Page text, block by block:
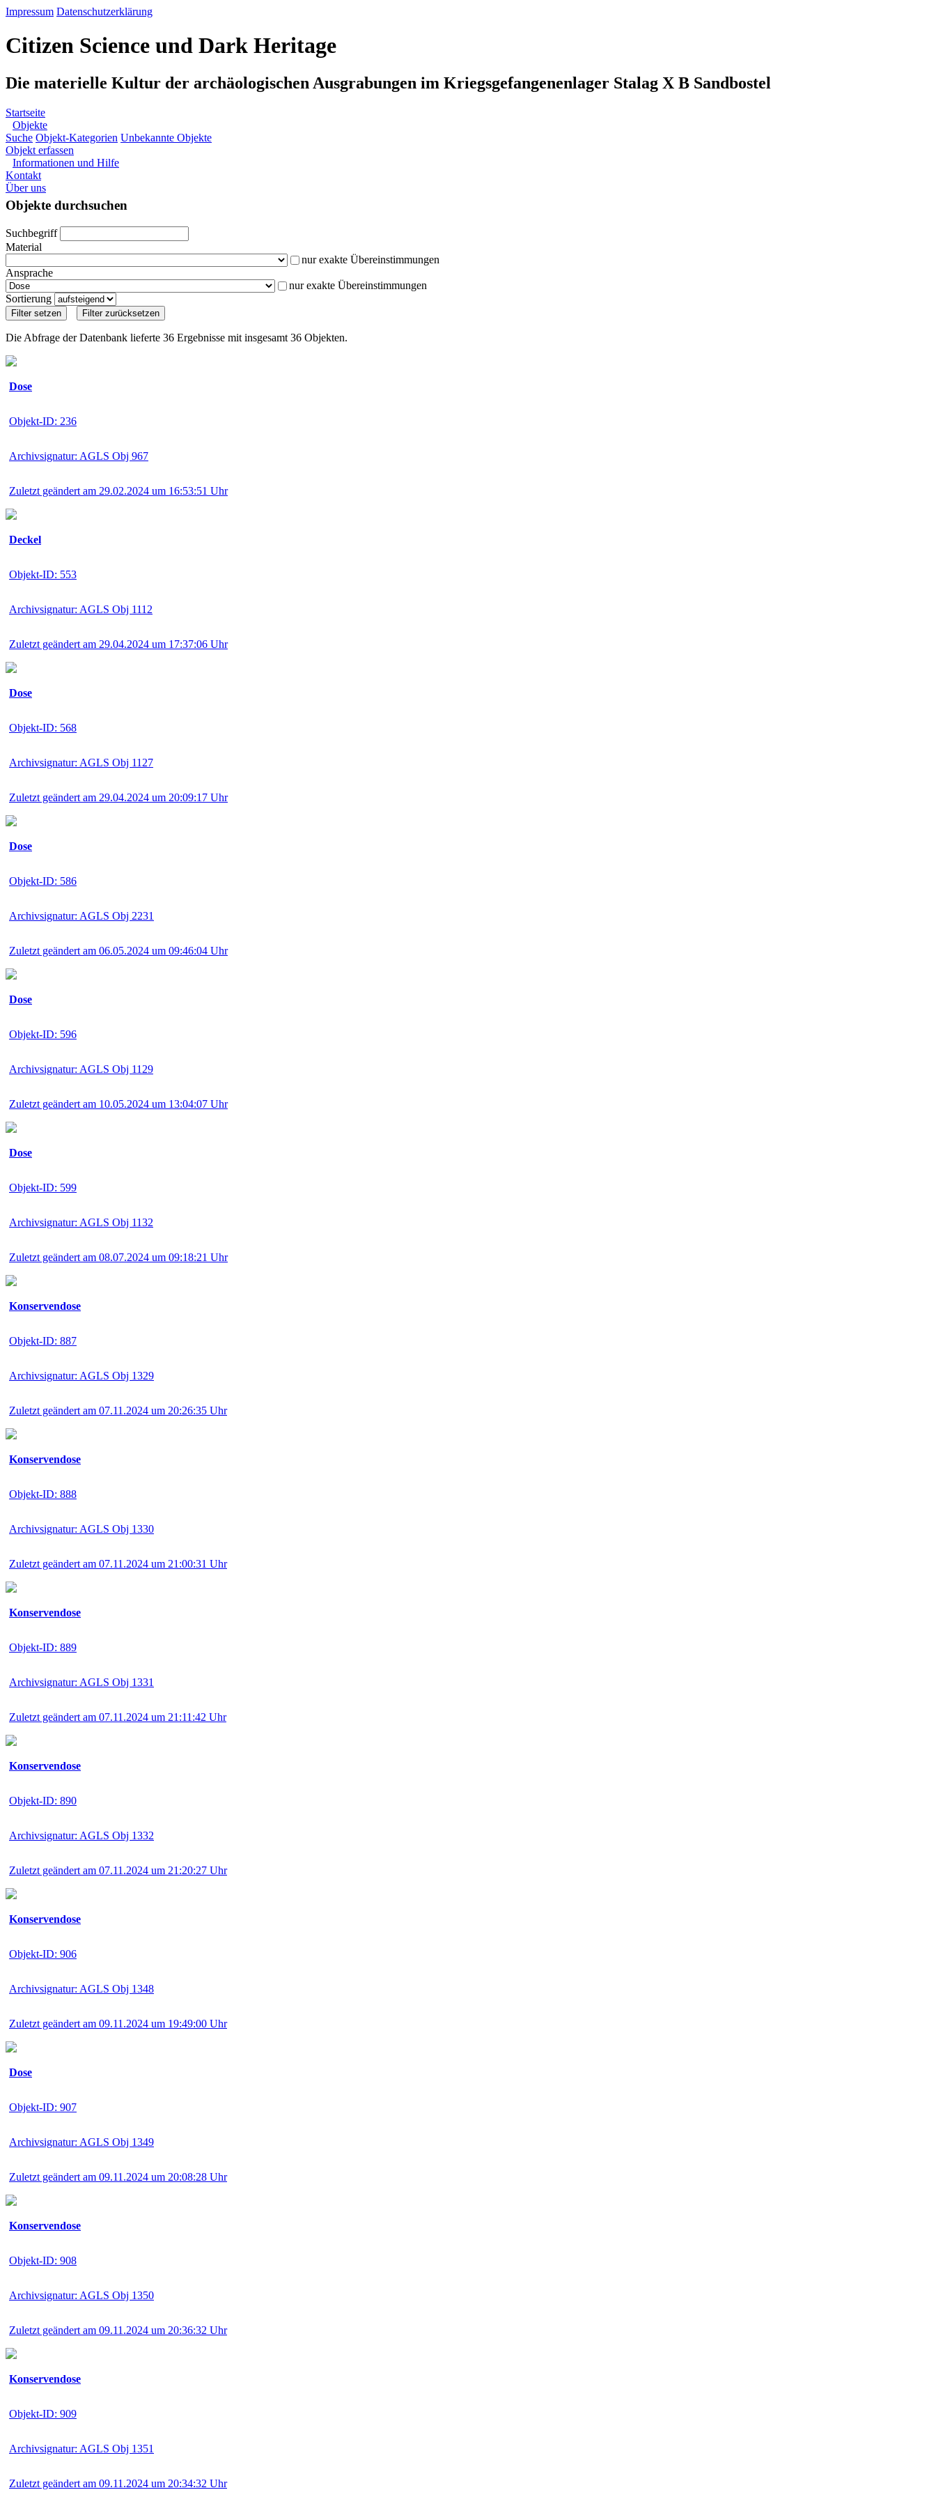
Impressum Datenschutzerklärung
Citizen Science und Dark Heritage
Die materielle Kultur der archäologischen Ausgrabungen im Kriegsgefangenenlager Stalag X B Sandbostel
Startseite
Objekte
Suche Objekt-Kategorien Unbekannte Objekte
Objekt erfassen
Informationen und Hilfe
Kontakt
Über uns
Objekte durchsuchen
Suchbegriff
Material
nur exakte Übereinstimmungen
Ansprache
nur exakte Übereinstimmungen
Sortierung
Die Abfrage der Datenbank lieferte 36 Ergebnisse mit insgesamt 36 Objekten.
Dose
Objekt-ID: 236
Archivsignatur: AGLS Obj 967
Zuletzt geändert am 29.02.2024 um 16:53:51 Uhr
Deckel
Objekt-ID: 553
Archivsignatur: AGLS Obj 1112
Zuletzt geändert am 29.04.2024 um 17:37:06 Uhr
Dose
Objekt-ID: 568
Archivsignatur: AGLS Obj 1127
Zuletzt geändert am 29.04.2024 um 20:09:17 Uhr
Dose
Objekt-ID: 586
Archivsignatur: AGLS Obj 2231
Zuletzt geändert am 06.05.2024 um 09:46:04 Uhr
Dose
Objekt-ID: 596
Archivsignatur: AGLS Obj 1129
Zuletzt geändert am 10.05.2024 um 13:04:07 Uhr
Dose
Objekt-ID: 599
Archivsignatur: AGLS Obj 1132
Zuletzt geändert am 08.07.2024 um 09:18:21 Uhr
Konservendose
Objekt-ID: 887
Archivsignatur: AGLS Obj 1329
Zuletzt geändert am 07.11.2024 um 20:26:35 Uhr
Konservendose
Objekt-ID: 888
Archivsignatur: AGLS Obj 1330
Zuletzt geändert am 07.11.2024 um 21:00:31 Uhr
Konservendose
Objekt-ID: 889
Archivsignatur: AGLS Obj 1331
Zuletzt geändert am 07.11.2024 um 21:11:42 Uhr
Konservendose
Objekt-ID: 890
Archivsignatur: AGLS Obj 1332
Zuletzt geändert am 07.11.2024 um 21:20:27 Uhr
Konservendose
Objekt-ID: 906
Archivsignatur: AGLS Obj 1348
Zuletzt geändert am 09.11.2024 um 19:49:00 Uhr
Dose
Objekt-ID: 907
Archivsignatur: AGLS Obj 1349
Zuletzt geändert am 09.11.2024 um 20:08:28 Uhr
Konservendose
Objekt-ID: 908
Archivsignatur: AGLS Obj 1350
Zuletzt geändert am 09.11.2024 um 20:36:32 Uhr
Konservendose
Objekt-ID: 909
Archivsignatur: AGLS Obj 1351
Zuletzt geändert am 09.11.2024 um 20:34:32 Uhr